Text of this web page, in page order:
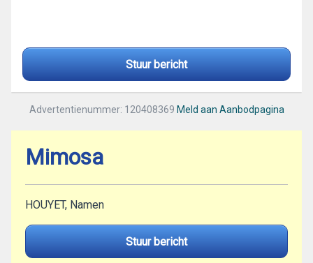
Stuur bericht
Advertentienummer: 120408369 Meld aan Aanbodpagina
Mimosa
HOUYET, Namen
Stuur bericht